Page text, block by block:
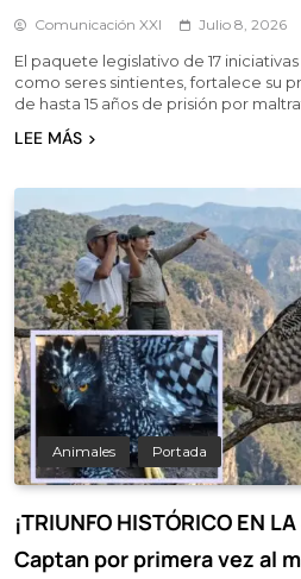
Comunicación XXI Julio 8, 2026
El paquete legislativo de 17
como seres sintientes, fortalece su
de hasta 15 años de prisión por
LEE MÁS
Animales Portada
¡TRIUNFO HISTÓRICO EN
Captan por primera vez al